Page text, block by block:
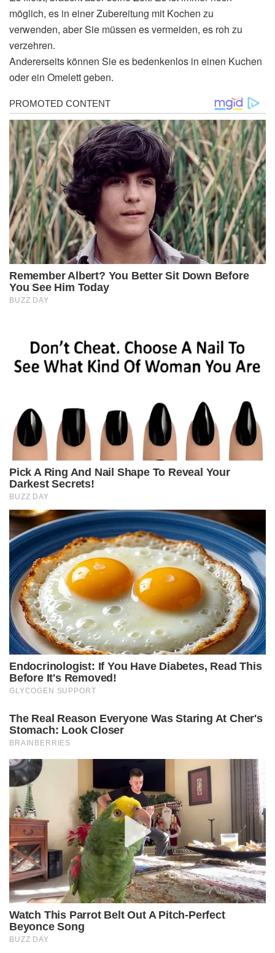
möglich, es in einer Zubereitung mit Kochen zu
verwenden, aber Sie müssen es vermeiden, es roh zu
verzehren.
Andererseits können Sie es bedenkenlos in einen Kuchen
oder ein Omelett geben.